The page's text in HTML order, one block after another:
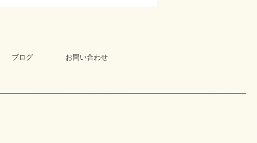
ブログ お問い合わせ